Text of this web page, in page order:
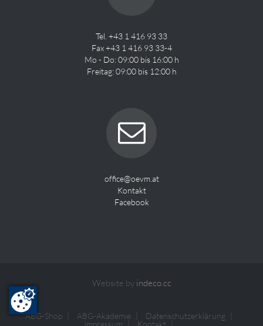
Tel. +43 1 416 93 33
Fax +43 1 416 93 33-4
Mo - Do: 09:00 bis 16:00 h
Freitag: 09:00 bis 12:00 h
office@oevm.at
Kontakt
Facebook
Website by indeco.cc
ABG-Shop ABG-Akademie
Datenschutzerklärung